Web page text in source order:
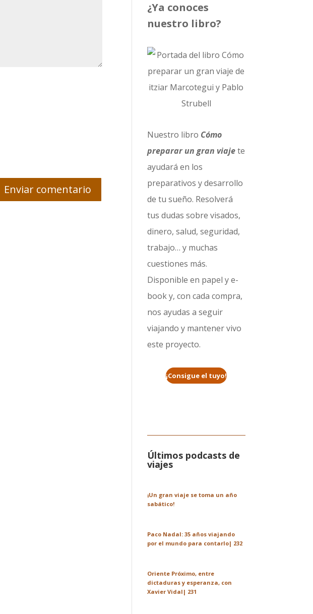
¿Ya conoces
nuestro libro?
Nuestro libro Cómo
preparar un gran viajete
ayudará en los
preparativos y desarrollo
de tu sueño. Resolverá
tus dudas sobre visados,
dinero, salud, seguridad,
trabajo… y muchas
cuestiones más.
Disponible en papel y e-
book y, con cada compra,
nos ayudas a seguir
viajando y mantener vivo
este proyecto.
¡Consigue el tuyo!
Últimos podcasts de
viajes
¡Un gran viaje se toma un año
sabático!
Paco Nadal: 35 años viajando
por el mundo para contarlo| 232
Oriente Próximo, entre
dictaduras y esperanza, con
Xavier Vidal| 231